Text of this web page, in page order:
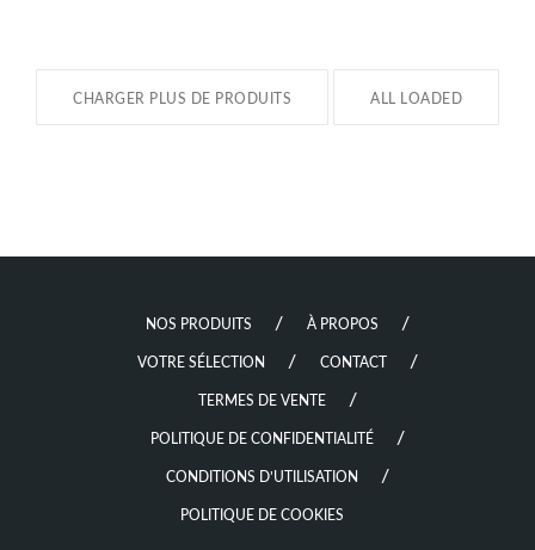
CHARGER PLUS DE PRODUITS ALL LOADED
NOS PRODUITS À PROPOS
VOTRE SÉLECTION CONTACT
TERMES DE VENTE
POLITIQUE DE CONFIDENTIALITÉ
CONDITIONS D’UTILISATION
POLITIQUE DE COOKIES